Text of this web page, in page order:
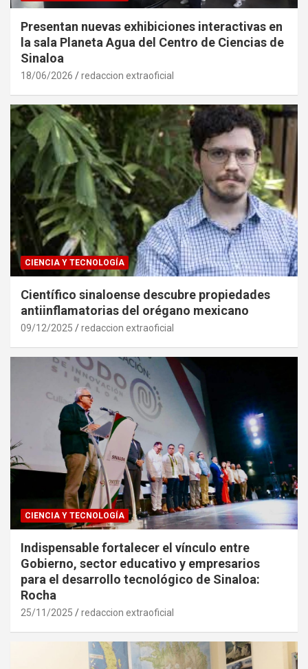
Presentan nuevas exhibiciones interactivas en
la sala Planeta Agua del Centro de Ciencias de
Sinaloa
18/06/2026 redaccion extraoficial
CIENCIA Y TECNOLOGÍA
Científico sinaloense descubre propiedades
antiinflamatorias del orégano mexicano
09/12/2025 redaccion extraoficial
CIENCIA Y TECNOLOGÍA
Indispensable fortalecer el vínculo entre
Gobierno, sector educativo y empresarios
para el desarrollo tecnológico de Sinaloa:
Rocha
25/11/2025 redaccion extraoficial